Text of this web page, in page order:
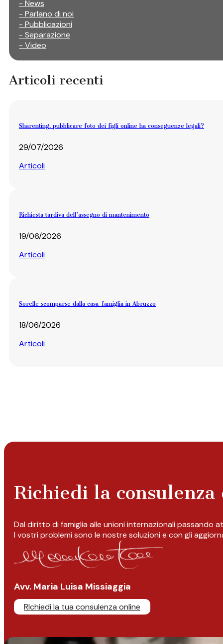
- News
- Parlano di noi
- Pubblicazioni
- Separazione
- Video
Articoli recenti
Sharenting: pubblicare foto dei figli online ha conseguenze legali?
29/07/2026
Articoli
Richiesta tardiva dell’assegno di mantenimento
19/06/2026
Articoli
Sorelle scomparse dalla casa-famiglia in Abruzzo
18/06/2026
Articoli
Richiedi la
Dal diritto di famiglia alle unioni internazionali passando
I vostri problemi sono le nostre soluzioni e con gli
Avv. Maria Luisa Missiaggia
RIchiedi la tua consulenza online